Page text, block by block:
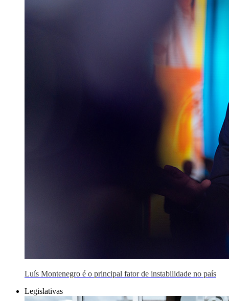
Luís Montenegro é o principal fator de instabilidade no país
Legislativas